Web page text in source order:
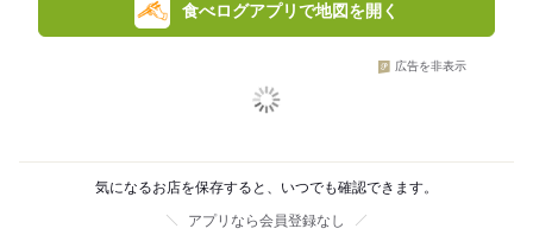
食べログアプリで地図を開く
広告を非表示
気になるお店を保存すると、いつでも確認できます。
アプリなら会員登録なし